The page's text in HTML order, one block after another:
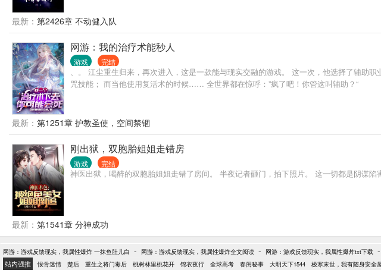
最新： 第2426章 不动健入队
网游：我的治疗术能秒人
游戏 完结
、。 江尘重生归来，再次进入，这是一款能与现实交融的游戏。 这一次，他选择了辅
咒技能； 而当他使用复活术的时候…… 全世界都在惊呼：”疯了吧！你管这叫辅助？“
最新： 第1251章 护教圣使，空间禁锢
刚出狱，双胞胎姐姐走错房
游戏 完结
神医出狱，喝醉的双胞胎姐姐走错了房间。 半夜记者砸门，拍下照片。 这一切都是阴谋陷
最新： 第1541章 分神成功
网游：游戏反馈现实，我属性爆炸 一抹鱼肚儿白 - 网游：游戏反馈现实，我属性爆炸全文阅读 - 网游：游戏反馈现实，我属性爆炸txt下载 -
站内强推 恨骨迷情 楚后 重生之将门毒后 桃树林里桃花开 锦衣夜行 全球高考 春闺秘事 大明天下1544 极寒末世，我有随身安全